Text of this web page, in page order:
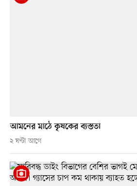
আমনের মাঠে কৃষকের ব্যস্ততা
২ ঘণ্টা আগে